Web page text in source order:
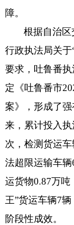
障。
根据自治
行政执法局关
要求，吐鲁番
定《吐鲁番市
案》，形成了
来，累计投入
次，检测货运
法超限运输车
运货物0.87万吨
王”货运车辆7
阶段性成效。